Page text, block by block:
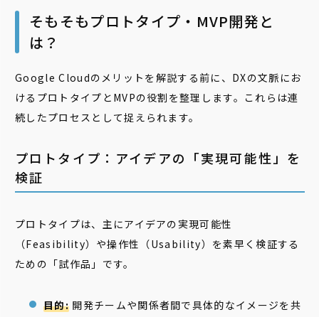
そもそもプロトタイプ・MVP開発と
は？
Google Cloudのメリットを解説する前に、DXの文脈にお
けるプロトタイプとMVPの役割を整理します。これらは連
続したプロセスとして捉えられます。
プロトタイプ：アイデアの「実現可能性」を
検証
プロトタイプは、主にアイデアの実現可能性
（Feasibility）や操作性（Usability）を素早く検証する
ための「試作品」です。
目的:開発チームや関係者間で具体的なイメージを共